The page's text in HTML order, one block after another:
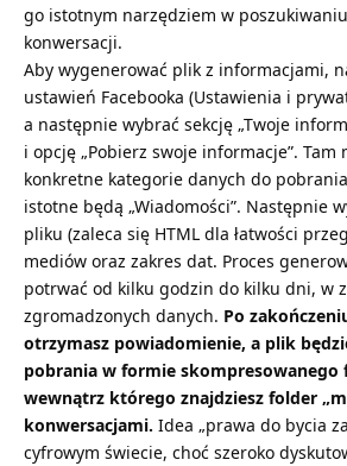
go istotnym narzędziem w
konwersacji.
Aby wygenerować plik z informacjami,
ustawień Facebooka (Ustawienia i
a następnie wybrać sekcję „Twoje
i opcję „Pobierz swoje informacje”. Tam
konkretne kategorie danych do
istotne będą „Wiadomości”. Następnie
pliku (zaleca się HTML dla łatwości
mediów oraz zakres dat. Proces
potrwać od kilku godzin do kilku dni, w
zgromadzonych danych. Po
otrzymasz powiadomienie, a plik
pobrania w formie skompresowanego
wewnątrz którego znajdziesz folder
konwersacjami. Idea „prawa do bycia
cyfrowym świecie, choć szeroko